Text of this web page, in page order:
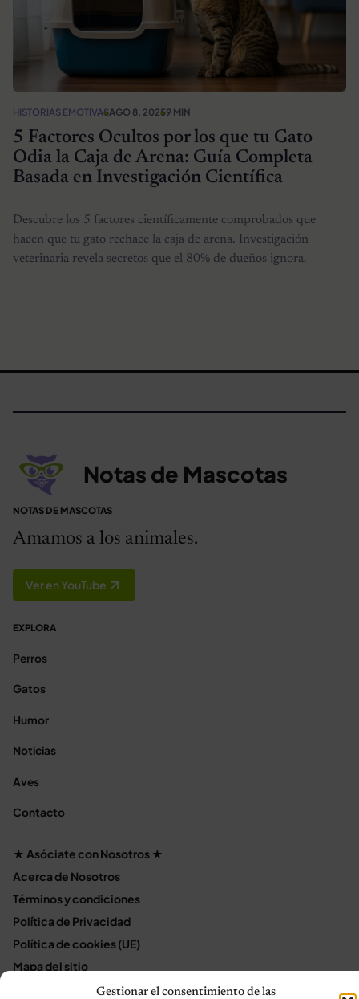
Gestionar el consentimiento de las
HISTORIAS EMOTIVASAGO 8, 20259 MIN
5 Factores Ocultos por los que tu Gato
Odia la Caja de Arena: Guía Completa
Basada en Investigación Científica
Descubre los 5 factores científicamente comprobados que
hacen que tu gato rechace la caja de arena. Investigación
veterinaria revela secretos que el 80% de dueños ignora.
Notas de Mascotas
NOTAS DE MASCOTAS
Amamos a los animales.
Ver en YouTube
EXPLORA
Perros
Gatos
Humor
Noticias
Aves
Contacto
★ Asóciate con Nosotros ★
Acerca de Nosotros
Términos y condiciones
Política de Privacidad
Política de cookies (UE)
Mapa del sitio